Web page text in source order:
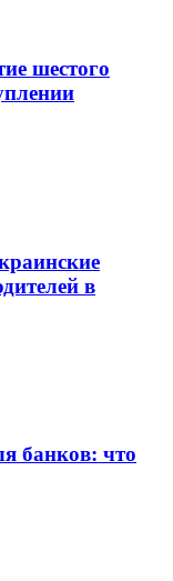
шестого
в
банков: что